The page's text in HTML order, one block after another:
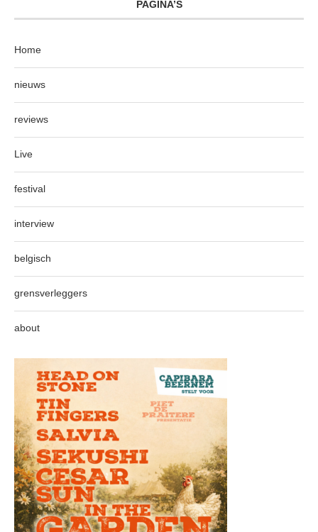
PAGINA’S
Home
nieuws
reviews
Live
festival
interview
belgisch
grensverleggers
about